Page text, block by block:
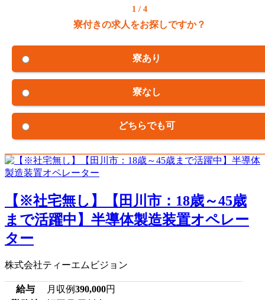
1 / 4
寮付きの求人をお探しですか？
寮あり
寮なし
どちらでも可
【※社宅無し】【田川市：18歳～45歳
まで活躍中】半導体製造装置オペレー
ター
株式会社ティーエムビジョン
給与 月収例390,000円